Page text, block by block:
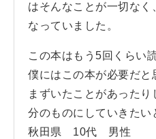
はそんなことが一切なく
なっていました。
この本はもう5回くらい
僕にはこの本が必要だと
まずいたことがあった
分のものにしていきた
秋田県 10代 男性